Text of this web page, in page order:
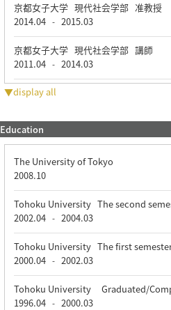
京都女子大学 現代社会学部 准教授
2014.04 - 2015.03
京都女子大学 現代社会学部 講師
2011.04 - 2014.03
▼display all
Education
The University of Tokyo
2008.10
Tohoku University The second
2002.04 - 2004.03
Tohoku University The first
2000.04 - 2002.03
Tohoku University Graduated/
1996.04 - 2000.03